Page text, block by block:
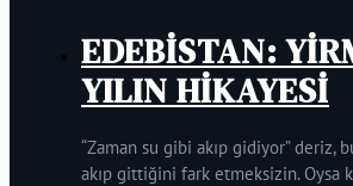
EDEBİSTAN:
YILIN HİKAYESİ
“Zaman su gibi akıp gidiyor” deriz,
akıp gittiğini fark etmeksizin. Oysa